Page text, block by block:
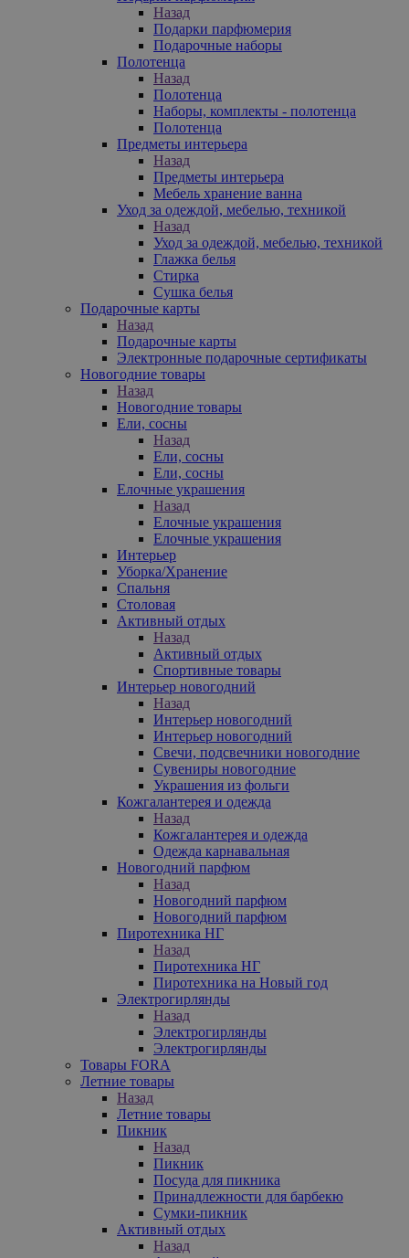
Назад
Подарки парфюмерия
Подарочные наборы
Полотенца
Назад
Полотенца
Наборы, комплекты - полотенца
Полотенца
Предметы интерьера
Назад
Предметы интерьера
Мебель хранение ванна
Уход за одеждой, мебелью, техникой
Назад
Уход за одеждой, мебелью, техникой
Глажка белья
Стирка
Сушка белья
Подарочные карты
Назад
Подарочные карты
Электронные подарочные сертификаты
Новогодние товары
Назад
Новогодние товары
Ели, сосны
Назад
Ели, сосны
Ели, сосны
Елочные украшения
Назад
Елочные украшения
Елочные украшения
Интерьер
Уборка/Хранение
Спальня
Столовая
Активный отдых
Назад
Активный отдых
Спортивные товары
Интерьер новогодний
Назад
Интерьер новогодний
Интерьер новогодний
Свечи, подсвечники новогодние
Сувениры новогодние
Украшения из фольги
Кожгалантерея и одежда
Назад
Кожгалантерея и одежда
Одежда карнавальная
Новогодний парфюм
Назад
Новогодний парфюм
Новогодний парфюм
Пиротехника НГ
Назад
Пиротехника НГ
Пиротехника на Новый год
Электрогирлянды
Назад
Электрогирлянды
Электрогирлянды
Товары FORA
Летние товары
Назад
Летние товары
Пикник
Назад
Пикник
Посуда для пикника
Принадлежности для барбекю
Сумки-пикник
Активный отдых
Назад